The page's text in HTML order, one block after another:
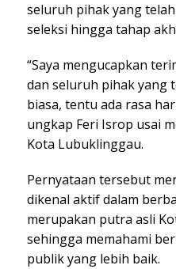
seluruh pihak yang
seleksi hingga tahap
“Saya mengucapkan
dan seluruh pihak yang
biasa, tentu ada rasa
ungkap Feri Isrop usai
Kota Lubuklinggau.
Pernyataan tersebut
dikenal aktif dalam
merupakan putra asli
sehingga memahami
publik yang lebih baik.